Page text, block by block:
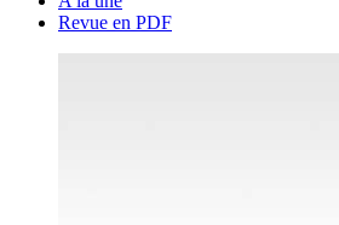
Revue en PDF